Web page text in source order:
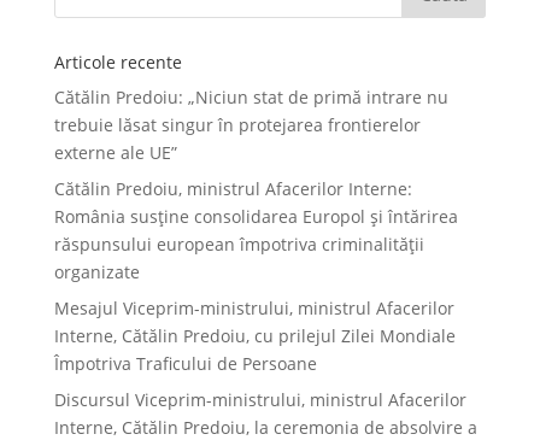
Articole recente
Cătălin Predoiu: „Niciun stat de primă intrare nu
trebuie lăsat singur în protejarea frontierelor
externe ale UE”
Cătălin Predoiu, ministrul Afacerilor Interne:
România susține consolidarea Europol și întărirea
răspunsului european împotriva criminalității
organizate
Mesajul Viceprim-ministrului, ministrul Afacerilor
Interne, Cătălin Predoiu, cu prilejul Zilei Mondiale
Împotriva Traficului de Persoane
Discursul Viceprim-ministrului, ministrul Afacerilor
Interne, Cătălin Predoiu, la ceremonia de absolvire a